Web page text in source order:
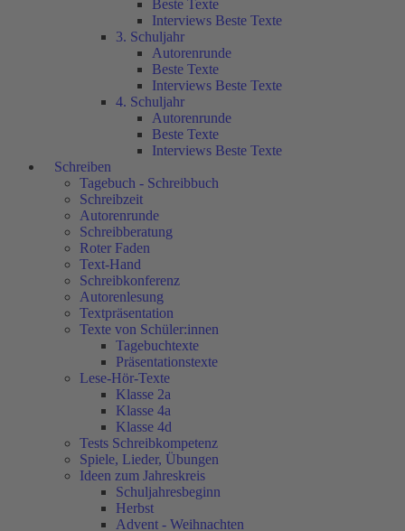
Beste Texte
Interviews Beste Texte
3. Schuljahr
Autorenrunde
Beste Texte
Interviews Beste Texte
4. Schuljahr
Autorenrunde
Beste Texte
Interviews Beste Texte
Schreiben
Tagebuch - Schreibbuch
Schreibzeit
Autorenrunde
Schreibberatung
Roter Faden
Text-Hand
Schreibkonferenz
Autorenlesung
Textpräsentation
Texte von Schüler:innen
Tagebuchtexte
Präsentationstexte
Lese-Hör-Texte
Klasse 2a
Klasse 4a
Klasse 4d
Tests Schreibkompetenz
Spiele, Lieder, Übungen
Ideen zum Jahreskreis
Schuljahresbeginn
Herbst
Advent - Weihnachten